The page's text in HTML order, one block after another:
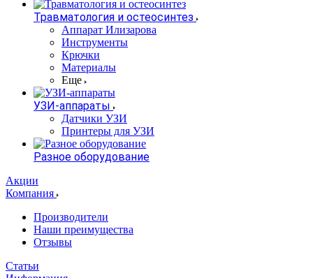
Травматология и остеосинтез
Аппарат Илизарова
Инструменты
Крючки
Материалы
Еще
УЗИ-аппараты
Датчики УЗИ
Принтеры для УЗИ
Разное оборудование
Акции
Компания
Производители
Наши преимущества
Отзывы
Статьи